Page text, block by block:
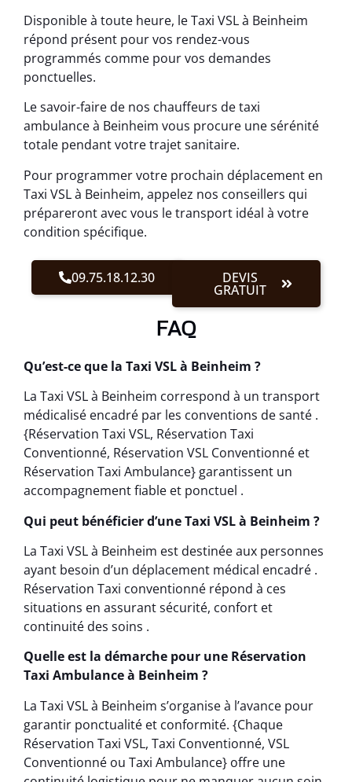
Disponible à toute heure, le Taxi VSL à Beinheim
répond présent pour vos rendez-vous
programmés comme pour vos demandes
ponctuelles.
Le savoir-faire de nos chauffeurs de taxi
ambulance à Beinheim vous procure une sérénité
totale pendant votre trajet sanitaire.
Pour programmer votre prochain déplacement en
Taxi VSL à Beinheim, appelez nos conseillers qui
prépareront avec vous le transport idéal à votre
condition spécifique.
09.75.18.12.30 DEVIS
GRATUIT
FAQ
Qu’est-ce que la Taxi VSL à Beinheim ?
La Taxi VSL à Beinheim correspond à un transport
médicalisé encadré par les conventions de santé .
{Réservation Taxi VSL, Réservation Taxi
Conventionné, Réservation VSL Conventionné et
Réservation Taxi Ambulance} garantissent un
accompagnement fiable et ponctuel .
Qui peut bénéficier d’une Taxi VSL à Beinheim ?
La Taxi VSL à Beinheim est destinée aux personnes
ayant besoin d’un déplacement médical encadré .
Réservation Taxi conventionné répond à ces
situations en assurant sécurité, confort et
continuité des soins .
Quelle est la démarche pour une Réservation
Taxi Ambulance à Beinheim ?
La Taxi VSL à Beinheim s’organise à l’avance pour
garantir ponctualité et conformité. {Chaque
Réservation Taxi VSL, Taxi Conventionné, VSL
Conventionné ou Taxi Ambulance} offre une